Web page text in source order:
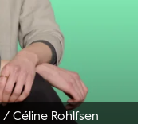
/Céline Rohlfsen